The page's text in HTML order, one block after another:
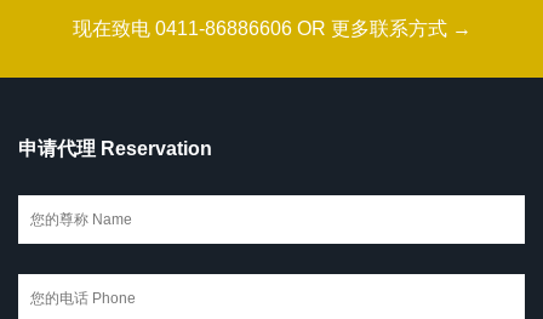
现在致电 0411-86886606 OR 更多联系方式 →
申请代理 Reservation